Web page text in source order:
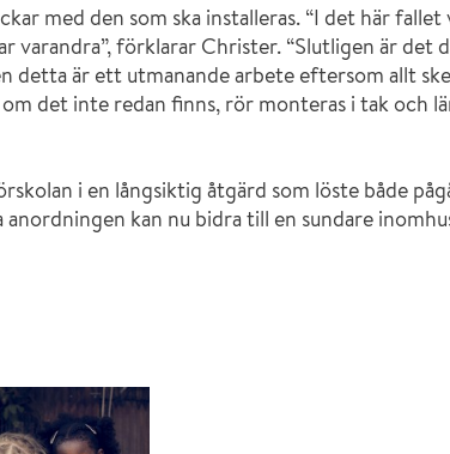
med den som ska installeras. “I det här
förklarar Christer. “Slutligen är det
är ett utmanande arbete eftersom allt
det inte redan finns, rör monteras i tak och
i en långsiktig åtgärd som löste både
kan nu bidra till en sundare